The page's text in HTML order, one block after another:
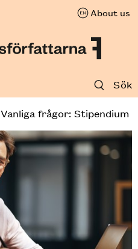
About us
Sök
Vanliga frågor: Stipendium